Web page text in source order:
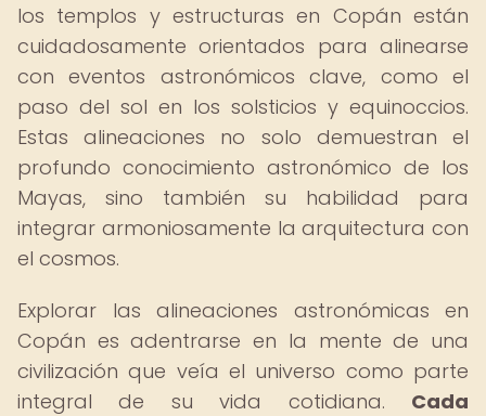
los templos y estructuras en Copán están
cuidadosamente orientados para alinearse
con eventos astronómicos clave, como el
paso del sol en los solsticios y equinoccios.
Estas alineaciones no solo demuestran el
profundo conocimiento astronómico de los
Mayas, sino también su habilidad para
integrar armoniosamente la arquitectura con
el cosmos.
Explorar las alineaciones astronómicas en
Copán es adentrarse en la mente de una
civilización que veía el universo como parte
integral de su vida cotidiana. Cada